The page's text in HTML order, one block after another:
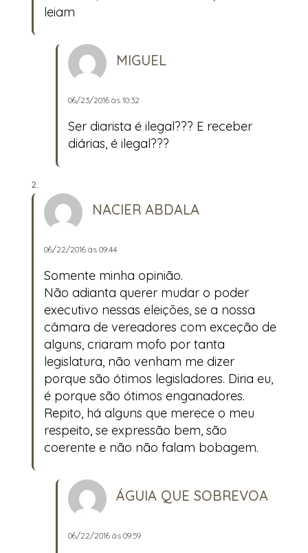
leiam
MIGUEL
06/23/2016 às 10:32
Ser diarista é ilegal??? E receber
diárias, é ilegal???
NACIER ABDALA
06/22/2016 às 09:44
Somente minha opinião.
Não adianta querer mudar o poder
executivo nessas eleições, se a nossa
câmara de vereadores com exceção de
alguns, criaram mofo por tanta
legislatura, não venham me dizer
porque são ótimos legisladores. Diria eu,
é porque são ótimos enganadores.
Repito, há alguns que merece o meu
respeito, se expressão bem, são
coerente e não não falam bobagem.
ÁGUIA QUE SOBREVOA
06/22/2016 às 09:59